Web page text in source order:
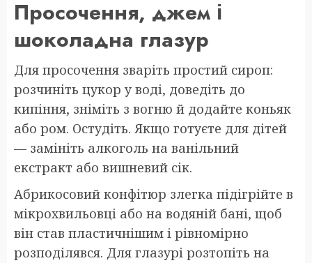
Просочення, джем і
шоколадна глазур
Для просочення зваріть простий сироп:
розчиніть цукор у воді, доведіть до
кипіння, зніміть з вогню й додайте коньяк
або ром. Остудіть. Якщо готуєте для дітей
— замініть алкоголь на ванільний
екстракт або вишневий сік.
Абрикосовий конфітюр злегка підігрійте в
мікрохвильовці або на водяній бані, щоб
він став пластичнішим і рівномірно
розподілявся. Для глазурі розтопіть на